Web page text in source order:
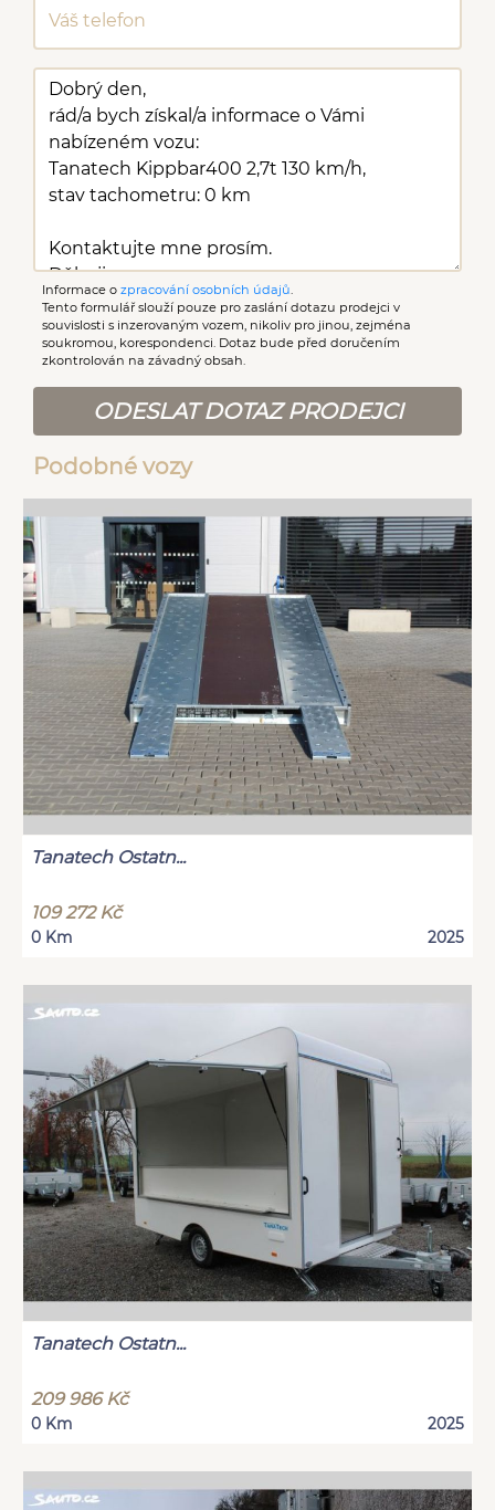
Informace o zpracování osobních údajů
Tento formulář slouží pouze pro zaslání dotazu prodejci v
souvislosti s inzerovaným vozem, nikoliv pro jinou, zejména
soukromou, korespondenci. Dotaz bude před doručením
zkontrolován na závadný obsah.
ODESLAT DOTAZ PRODEJCI
Podobné vozy
Tanatech Ostatn...
109 272 Kč
0 Km 2025
Tanatech Ostatn...
209 986 Kč
0 Km 2025